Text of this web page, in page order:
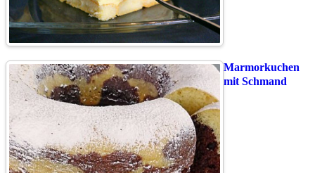
Marmorkuchen
mit Schmand